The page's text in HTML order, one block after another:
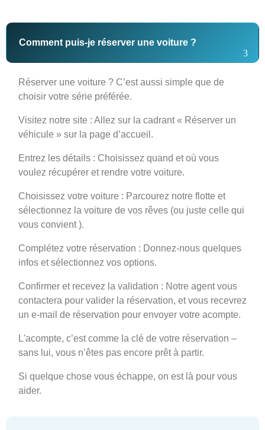
Comment puis-je réserver une voiture ?
Réserver une voiture ? C’est aussi simple que de
choisir votre série préférée.
Visitez notre site : Allez sur la cadrant « Réserver un
véhicule » sur la page d’accueil.
Entrez les détails : Choisissez quand et où vous
voulez récupérer et rendre votre voiture.
Choisissez votre voiture : Parcourez notre flotte et
sélectionnez la voiture de vos rêves (ou juste celle qui
vous convient ).
Complétez votre réservation : Donnez-nous quelques
infos et sélectionnez vos options.
Confirmer et recevez la validation : Notre agent vous
contactera pour valider la réservation, et vous recevrez
un e-mail de réservation pour envoyer votre acompte.
L'acompte, c’est comme la clé de votre réservation –
sans lui, vous n’êtes pas encore prêt à partir.
Si quelque chose vous échappe, on est là pour vous
aider.